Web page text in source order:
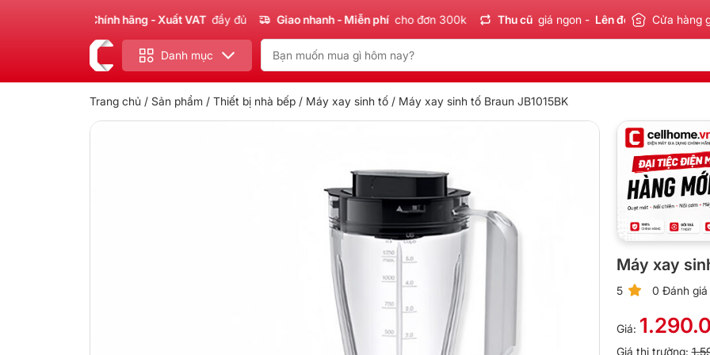
Chính hãng - Xuất VAT đầy đủ Giao nhanh - Miễn phí cho đơn 300k Thu cũ giá ngon - Lên đời tiết kiệm Sản
Cửa hàng
Danh mục
Trang chủ / Sản phẩm / Thiết bị nhà bếp/ Máy xay sinh tố/ Máy xay sinh tố Braun JB1015BK
Máy xay
5 0 Đánh giá
Giá:
Giá thị trường: